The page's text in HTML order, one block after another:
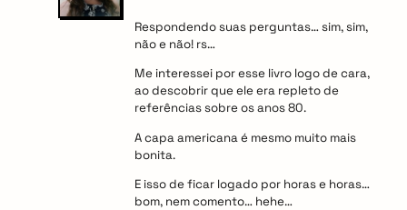
Respondendo suas perguntas… sim, sim,
não e não! rs…
Me interessei por esse livro logo de cara,
ao descobrir que ele era repleto de
referências sobre os anos 80.
A capa americana é mesmo muito mais
bonita.
E isso de ficar logado por horas e horas…
bom, nem comento… hehe…